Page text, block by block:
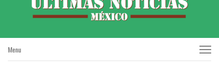
Menu
Menu